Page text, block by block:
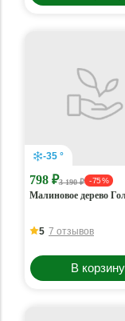
-35 °
798 ₽3 190 ₽ - 75 %
Малиновое дерево
5 7 отзывов
В корзину